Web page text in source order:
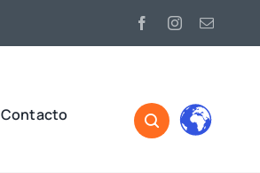
Contacto